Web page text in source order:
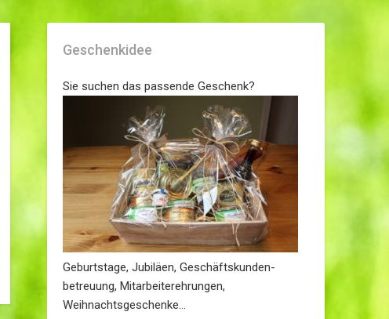
Geschenkidee
Sie suchen das passende Geschenk?
Geburtstage, Jubiläen, Geschäftskunden-
betreuung, Mitarbeiterehrungen,
Weihnachtsgeschenke…